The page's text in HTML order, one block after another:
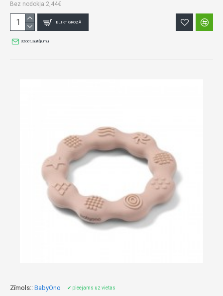
Bez nodokļa:2,44€
IELIKT GROZĀ
Uzdot jautājumu
Zīmols:: BabyOno ✔ pieejams uz vietas